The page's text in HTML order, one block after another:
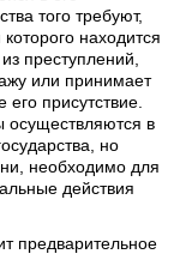
того требуют,
находится
преступлений,
или принимает
присутствие.
осуществляются в
но
необходимо для
действия
предварительное